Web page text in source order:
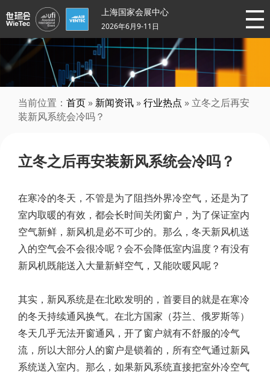
上海国家会展中心
2026年6月9-11日
当前位置： 首页 » 新闻资讯 »行业热点 » 立冬之后再安
装新风系统会冷吗？
立冬之后再安装新风系统会冷吗？
在寒冷的冬天，不管是为了阻挡外界冷空气，还是为了
室内取暖的有效，都会长时间关闭窗户，为了保证室内
空气新鲜，新风机是必不可少的。那么，冬天新风机送
入的空气会不会很冷呢？会不会降低室内温度？有没有
新风机既能送入大量新鲜空气，又能吹暖风呢？
其实，新风系统是在北欧发明的，首要目的就是在寒冷
的冬天持续通风换气。在北方国家（芬兰、俄罗斯等）
冬天几乎无法开窗通风，开了窗户就有不舒服的冷气
流，所以大部分人的窗户是锁着的，所有空气通过新风
系统送入室内。那么，如果新风系统直接把室外冷空气